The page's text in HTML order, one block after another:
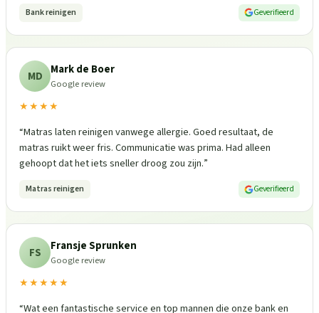
Bank reinigen Geverifieerd
MD Mark de Boer
Google review
★★★★
“Matras laten reinigen vanwege allergie. Goed resultaat, de
matras ruikt weer fris. Communicatie was prima. Had alleen
gehoopt dat het iets sneller droog zou zijn.”
Matras reinigen Geverifieerd
FS Fransje Sprunken
Google review
★★★★★
“Wat een fantastische service en top mannen die onze bank en